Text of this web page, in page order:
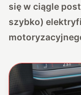
się w ciągle
szybko)